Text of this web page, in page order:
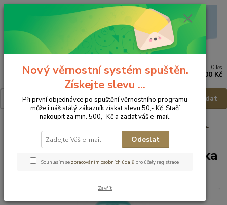
Menu
Hledat
0 ks
0,00 Kč
Kojenecké lahve, lahve, hrnečky ...
Canpol Babies Kojenecká lahvička Love and Sea 120ml - 3m+
Canpol Babies Kojenecká lahvička
Love and Sea 120ml - 3m+
Nový věrnostní systém spuštěn.
Získejte slevu ...
Při první objednávce po spuštění věrnostního programu
může i náš stálý zákazník získat slevu 50,- Kč. Stačí
nakoupit za min. 500,- Kč a zadat váš e-mail.
Odeslat
Souhlasím se zpracováním osobních údajů pro účely registrace.
Zavřít